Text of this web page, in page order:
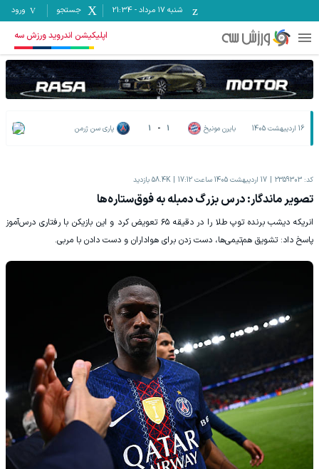
شنبه ۱۷ مرداد -
21:34 جستجو ورود
اپلیکیشن اندروید ورزش سه
16 اردیبهشت 1405 بایرن مونیخ 1
-
1 پاری سن ژرمن
کد: 2359303 17 اردیبهشت 1405 ساعت 17:12 58.4K بازدید
تصویر ماندگار: درس بزرگ دمبله به فوق‌ستاره‌ها
انریکه دیشب برنده توپ طلا را در دقیقه ۶۵ تعویض کرد و این بازیکن با رفتاری درس‌آموز
پاسخ داد: تشویق هم‌تیمی‌ها، دست زدن برای هواداران و دست دادن با مربی.